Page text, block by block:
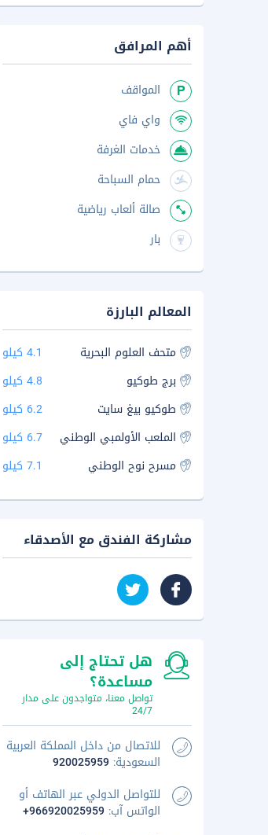
أهم المرافق
المواقف
واي فاي
خدمات الغرفة
حمام السباحة
صالة ألعاب رياضية
بار
المعالم البارزة
متحف العلوم البحرية
4.1 كيلو
برج طوكيو
4.8 كيلو
طوكيو بيغ سايت
6.2 كيلو
الملعب الأولمبي الوطني
6.7 كيلو
مسرح نوح الوطني
7.1 كيلو
مشاركة الفندق مع الأصدقاء
هل تحتاج إلى
مساعدة؟
تواصل معنا، متواجدون على مدار
24/7
للاتصال من داخل المملكة العربية
السعودية: 920025959
للتواصل الدولي عبر الهاتف أو
الواتس آب: +966920025959